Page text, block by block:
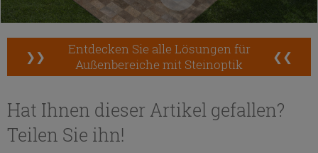
❯❯
Entdecken Sie alle Lösungen für
Außenbereiche mit Steinoptik
❮❮
Hat Ihnen dieser Artikel gefallen?
Teilen Sie ihn!